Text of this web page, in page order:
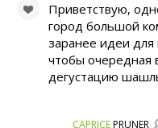
Приветствую,
город большой
заранее идеи для
чтобы очередная
дегустацию
CAPRICEPRUNER